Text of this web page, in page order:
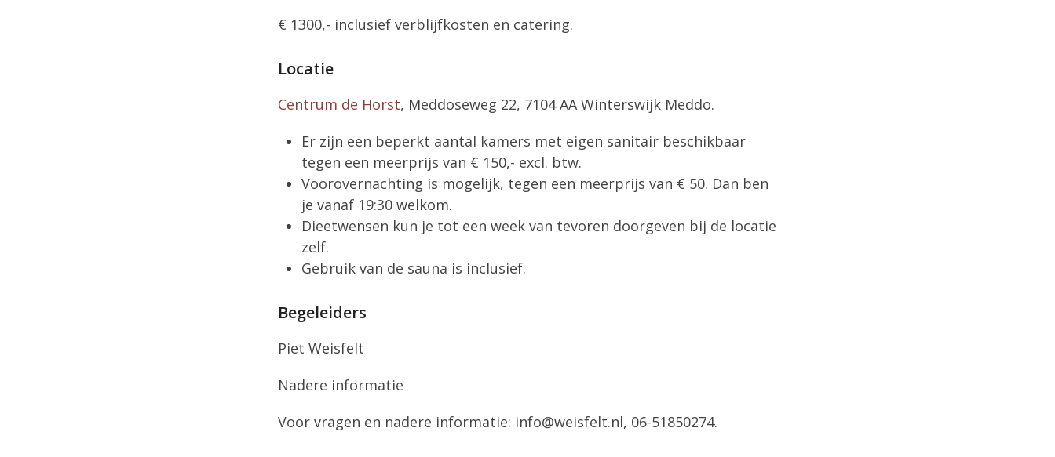
€ 1300,- inclusief verblijfkosten en catering.
Locatie
Centrum de Horst, Meddoseweg 22, 7104 AA Winterswijk Meddo.
Er zijn een beperkt aantal kamers met eigen sanitair beschikbaar
tegen een meerprijs van € 150,- excl. btw.
Voorovernachting is mogelijk, tegen een meerprijs van € 50. Dan ben
je vanaf 19:30 welkom.
Dieetwensen kun je tot een week van tevoren doorgeven bij de locatie
zelf.
Gebruik van de sauna is inclusief.
Begeleiders
Piet Weisfelt
Nadere informatie
Voor vragen en nadere informatie: info@weisfelt.nl, 06-51850274.